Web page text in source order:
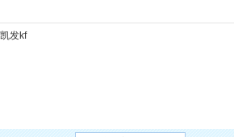
凯发kf